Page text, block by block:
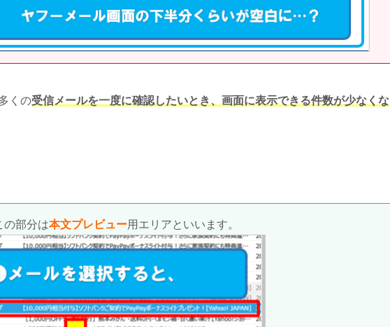
くの受信メールを一度に確認したいとき、画面に表示できる件数が少なくな
の部分は本文プレビュー用エリアといいます。